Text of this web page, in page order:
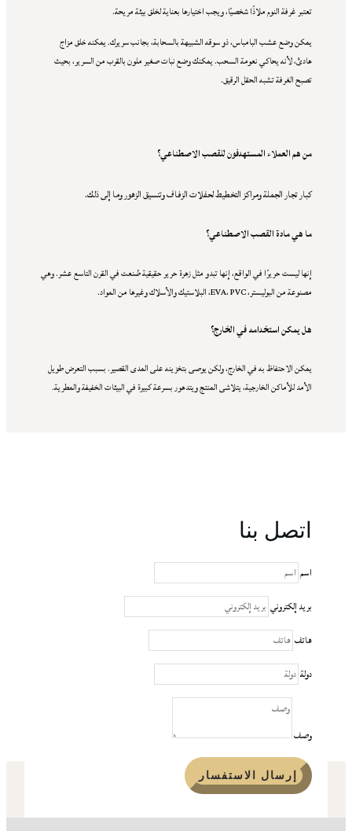
تعتبر غرفة النوم ملاذًا شخصيًا، ويجب اختيارها بعناية لخلق بيئة مريحة.
يمكن وضع عشب البامباس، ذو سوقه الشبيهة بالسحابة، بجانب سريرك. يمكنه خلق مزاج
هادئ، لأنه يحاكي نعومة السحب. يمكنك وضع نبات صغير ملون بالقرب من السرير، بحيث
تصبح الغرفة تشبه الحقل الرقيق.
من هم العملاء المستهدفون للقصب الاصطناعي؟
كبار تجار الجملة ومراكز التخطيط لحفلات الزفاف وتنسيق الزهور وما إلى ذلك.
ما هي مادة القصب الاصطناعي؟
إنها ليست حريرًا في الواقع، إنها تبدو مثل زهرة حرير حقيقية صُنعت في القرن التاسع عشر. وهي
مصنوعة من البوليستر، EVA، PVC، البلاستيك والأسلاك وغيرها من المواد.
هل يمكن استخدامه في الخارج؟
يمكن الاحتفاظ به في الخارج، ولكن يوصى بتخزينه على المدى القصير. بسبب التعرض طويل
الأمد للأماكن الخارجية، يتلاشى المنتج ويتدهور بسرعة كبيرة في البيئات الخفيفة والمطرية.
اتصل بنا
اسم
بريد إلكتروني
هاتف
دولة
وصف
إرسال الاستفسار